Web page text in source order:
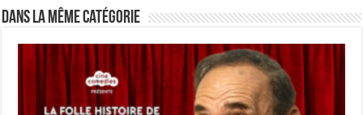
Dans la même catégorie